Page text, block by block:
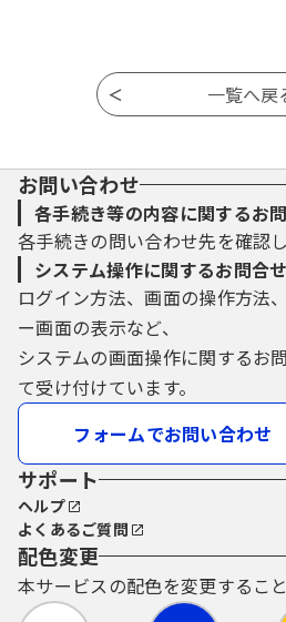
お問い合わせ
各手続き等の内容に関するお
各手続きの問い合わせ先を確認
システム操作に関するお問合せ
ログイン方法、画面の操作方法
ー画面の表示など、
システムの画面操作に関するお
て受け付けています。
フォームでお問い合わせ
サポート
ヘルプ
よくあるご質問
配色変更
本サービスの配色を変更すること